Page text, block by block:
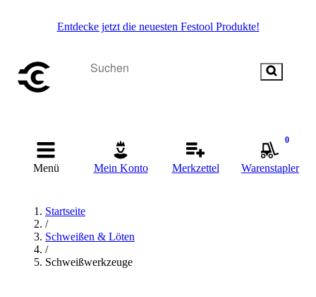
Entdecke jetzt die neuesten Festool Produkte!
Menü Mein Konto Merkzettel
0
Warenstapler
Startseite
/
Schweißen & Löten
/
Schweißwerkzeuge